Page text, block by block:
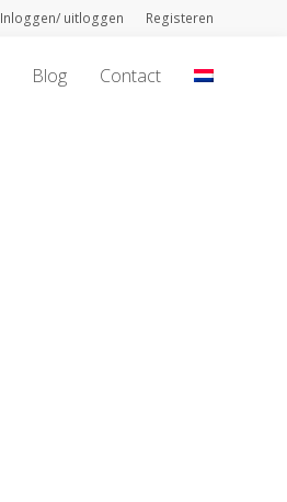
Inloggen/ uitloggen Registeren
Blog Contact